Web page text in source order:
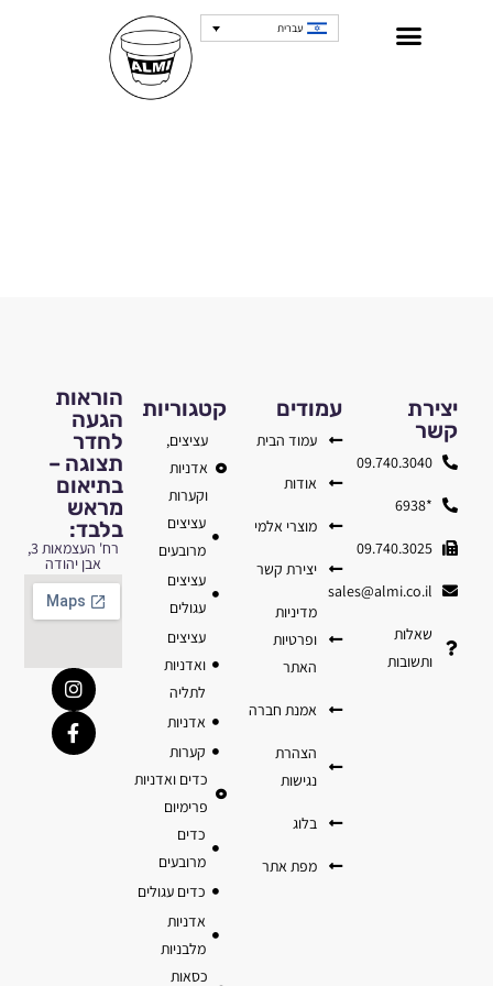
עברית
הוראות
הגעה
לחדר
תצוגה –
בתיאום
מראש
בלבד:
רח' העצמאות 3,
אבן יהודה
קטגוריות
עציצים,
אדניות
וקערות
עציצים
מרובעים
עציצים
עגולים
עציצים
ואדניות
לתליה
אדניות
קערות
כדים ואדניות
פרימיום
כדים
מרובעים
כדים עגולים
אדניות
מלבניות
כסאות
עמודים
עמוד הבית
אודות
מוצרי אלמי
יצירת קשר
מדיניות
ופרטיות
האתר
אמנת חברה
הצהרת
נגישות
בלוג
מפת אתר
יצירת
קשר
09.740.3040
*6938
09.740.3025
sales@almi.co.il
שאלות
ותשובות